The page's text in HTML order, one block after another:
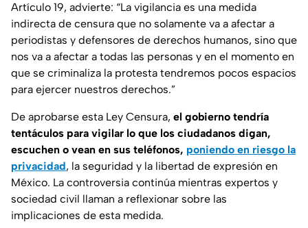
Artículo 19, advierte: “La vigilancia es una medida
indirecta de censura que no solamente va a afectar a
periodistas y defensores de derechos humanos, sino que
nos va a afectar a todas las personas y en el momento en
que se criminaliza la protesta tendremos pocos espacios
para ejercer nuestros derechos.”
De aprobarse esta Ley Censura, el gobierno tendría
tentáculos para vigilar lo que los ciudadanos digan,
escuchen o vean en sus teléfonos, poniendo en riesgo la
privacidad, la seguridad y la libertad de expresión en
México. La controversia continúa mientras expertos y
sociedad civil llaman a reflexionar sobre las
implicaciones de esta medida.